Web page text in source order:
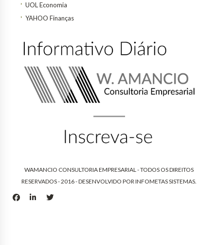
UOL Economia
YAHOO Finanças
WAMANCIO CONSULTORIA EMPRESARIAL - TODOS OS DIREITOS
RESERVADOS - 2016 - DESENVOLVIDO PORINFOMETAS SISTEMAS.